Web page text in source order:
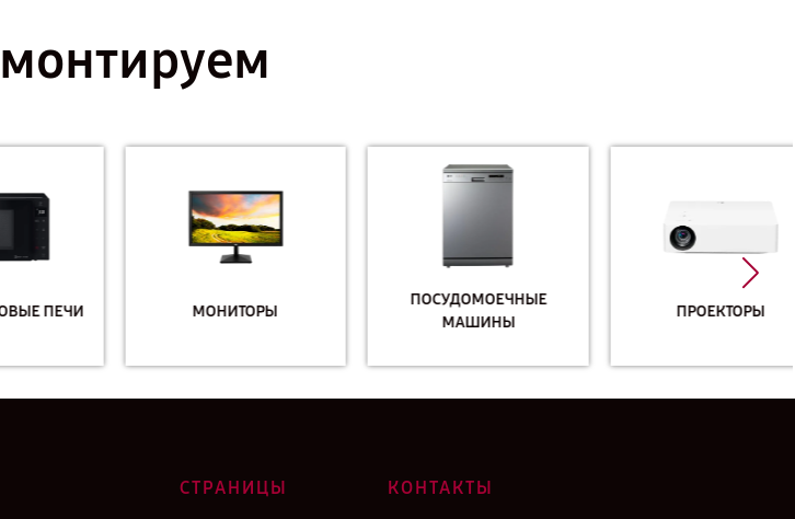
МОНИТОРЫ
ПОСУДОМОЕЧНЫЕ
МАШИНЫ
ПРОЕКТОРЫ
СТРАНИЦЫ КОНТАКТЫ